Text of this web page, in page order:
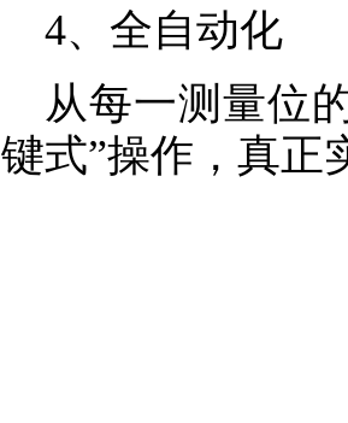
4、全自动化
从每一测量位
键式”操作，真正